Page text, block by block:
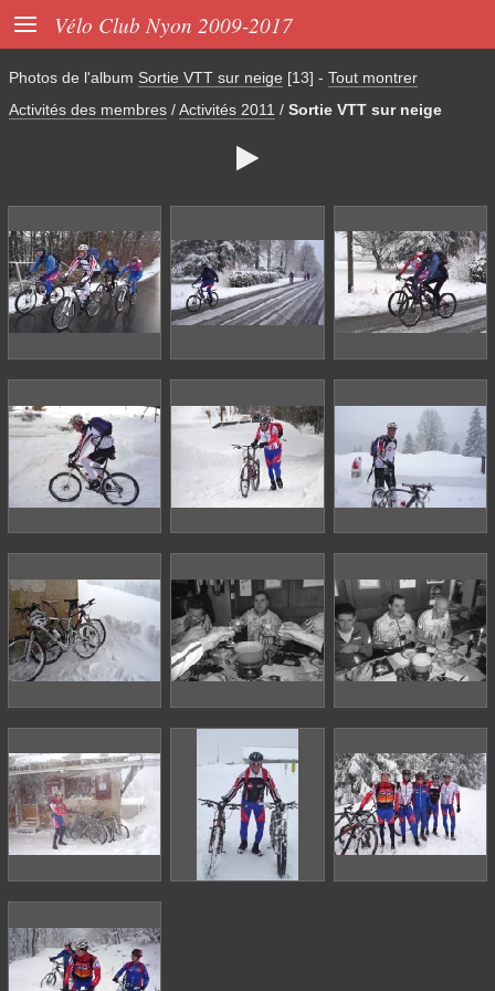
 Vélo Club Nyon 2009-2017
Photos de l'album Sortie VTT sur neige [13] - Tout montrer
Activités des membres /Activités 2011 / Sortie VTT sur neige
